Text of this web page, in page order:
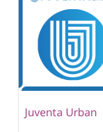
Juventa Urban